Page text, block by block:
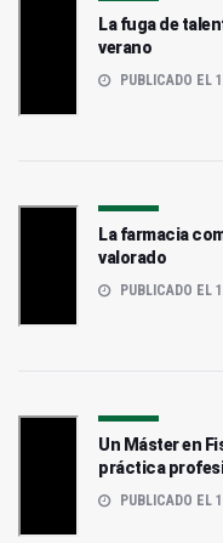
La fuga de
verano
PUBLICADO EL
La farmacia
valorado
PUBLICADO EL
Un Máster en
práctica
PUBLICADO EL